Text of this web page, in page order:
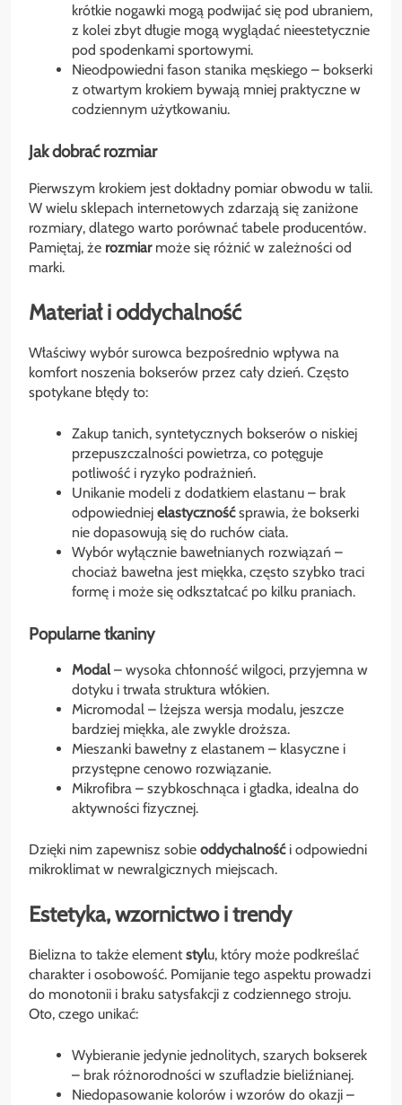
krótkie nogawki mogą podwijać się pod ubraniem,
z kolei zbyt długie mogą wyglądać nieestetycznie
pod spodenkami sportowymi.
Nieodpowiedni fason stanika męskiego – bokserki
z otwartym krokiem bywają mniej praktyczne w
codziennym użytkowaniu.
Jak dobrać rozmiar
Pierwszym krokiem jest dokładny pomiar obwodu w talii.
W wielu sklepach internetowych zdarzają się zaniżone
rozmiary, dlatego warto porównać tabele producentów.
Pamiętaj, że rozmiarmoże się różnić w zależności od
marki.
Materiał i oddychalność
Właściwy wybór surowca bezpośrednio wpływa na
komfort noszenia bokserów przez cały dzień. Często
spotykane błędy to:
Zakup tanich, syntetycznych bokserów o niskiej
przepuszczalności powietrza, co potęguje
potliwość i ryzyko podrażnień.
Unikanie modeli z dodatkiem elastanu – brak
odpowiedniej elastycznośćsprawia, że bokserki
nie dopasowują się do ruchów ciała.
Wybór wyłącznie bawełnianych rozwiązań –
chociaż bawełna jest miękka, często szybko traci
formę i może się odkształcać po kilku praniach.
Popularne tkaniny
Modal– wysoka chłonność wilgoci, przyjemna w
dotyku i trwała struktura włókien.
Micromodal – lżejsza wersja modalu, jeszcze
bardziej miękka, ale zwykle droższa.
Mieszanki bawełny z elastanem – klasyczne i
przystępne cenowo rozwiązanie.
Mikrofibra – szybkoschnąca i gładka, idealna do
aktywności fizycznej.
Dzięki nim zapewnisz sobie oddychalnośći odpowiedni
mikroklimat w newralgicznych miejscach.
Estetyka, wzornictwo i trendy
Bielizna to także element stylu, który może podkreślać
charakter i osobowość. Pomijanie tego aspektu prowadzi
do monotonii i braku satysfakcji z codziennego stroju.
Oto, czego unikać:
Wybieranie jedynie jednolitych, szarych bokserek
– brak różnorodności w szufladzie bieliźnianej.
Niedopasowanie kolorów i wzorów do okazji –